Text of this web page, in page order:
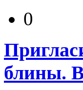
0
блины.